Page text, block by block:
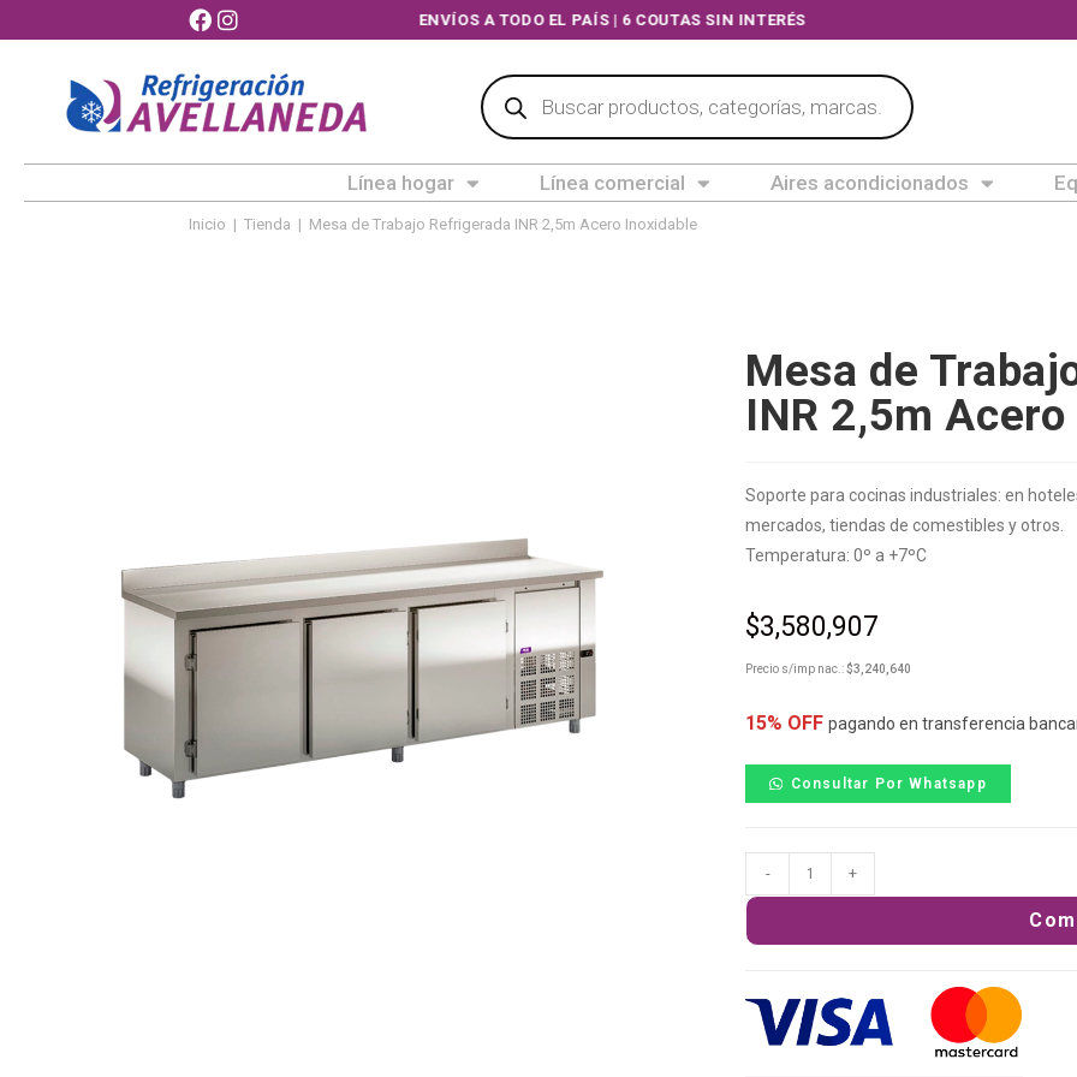
ENVÍOS A TODO EL PAÍS | 6 COUTAS SIN INTERÉS
Línea hogar Línea comercial Aires acondicionados
Inicio | Tienda | Mesa de Trabajo Refrigerada INR 2,5m Acero Inoxidable
Mesa de
INR 2,5m
Soporte para cocinas industriales: en
mercados, tiendas de comestibles y otros.
Temperatura: 0º a +7ºC
$3,580,907
Precio s/imp nac.:$3,240,640
15% OFF pagando en transferencia
Consultar Por Whatsapp
- +